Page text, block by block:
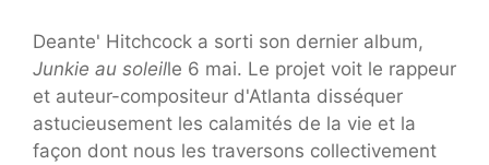
Deante' Hitchcock a sorti son dernier album,
Junkie au soleille 6 mai. Le projet voit le rappeur
et auteur-compositeur d'Atlanta disséquer
astucieusement les calamités de la vie et la
façon dont nous les traversons collectivement